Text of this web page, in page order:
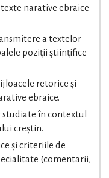
narative ebraice
a textelor
poziții științifice
retorice și
ebraice.
în contextul
creștin.
și criteriile de
(comentarii,